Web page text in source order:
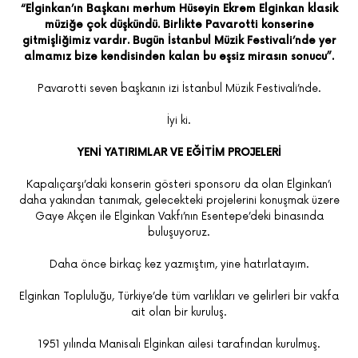
YENİ YATIRIMLAR VE EĞİTİM PROJELERİ
Kapalıçarşı’daki konserin gösteri sponsoru da olan Elginkan’ı
daha yakından tanımak, gelecekteki projelerini konuşmak üzere
Gaye Akçen ile Elginkan Vakfı’nın Esentepe’deki binasında
buluşuyoruz.
Daha önce birkaç kez yazmıştım, yine hatırlatayım.
Elginkan Topluluğu, Türkiye’de tüm varlıkları ve gelirleri bir vakfa
ait olan bir kuruluş.
1951 yılında Manisalı Elginkan ailesi tarafından kurulmuş.
Hüseyin Ekrem ve Cahit Elginkan kardeşler Anadolu’ya açılan ilk
müteahhitler.
1957 kurulan E.C.A markası Ekrem, Cahit ve babaları Ahmet
Elginkan’ın baş harflerinden oluşuyor.
Topluluğun tüm hisseleri ve yönetimi ailenin son temsilcisi Ekrem